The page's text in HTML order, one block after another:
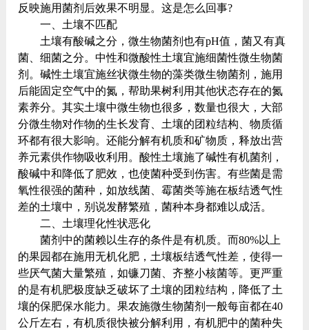
反映施用菌剂后效果不明显。这是怎么回事?
一、土壤不匹配
土壤有酸碱之分，微生物菌剂也有pH值，菌又有真
菌、细菌之分。中性和微酸性土壤宜施细菌性微生物菌
剂。碱性土壤宜施丝状微生物的藻类微生物菌剂，施用
后能固定空气中的氮，帮助果树利用其他状态存在的氮
素养分。其实土壤中微生物也很多，数量也很大，大部
分微生物对作物的生长发育、土壤的团粒结构、物质循
环都有很大影响。还能分解有机质和矿物质，释放出营
养元素供作物吸收利用。酸性土壤施了碱性有机菌剂，
酸碱中和降低了肥效，也使菌种受到伤害。有些菌是需
氧性很强的菌种，如放线菌、霉菌类等施在板结透气性
差的土壤中，别说发酵繁殖，菌种本身都难以成活。
二、土壤理化性状恶化
菌剂中的菌赖以生存的条件是有机质。而80%以上
的果园都在施用无机化肥，土壤板结透气性差，使得一
些厌气菌大量繁殖，如镰刀菌、齐整小核菌等。更严重
的是有机肥极度缺乏破坏了土壤的团粒结构，降低了土
壤的保肥保水能力。果农施微生物菌剂一般每亩都在40
公斤左右，有机质很快被分解利用，有机肥中的菌种失